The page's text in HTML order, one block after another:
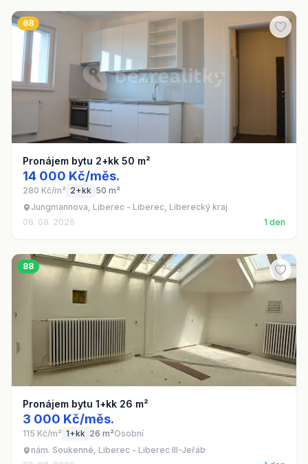
68
Pronájem bytu 2+kk 50 m²
14 000 Kč/měs.
280 Kč/m² 2+kk 50 m²
Jungmannova, Liberec - Liberec, Liberecký kraj
06. 08. 2026
1 den
88
Pronájem bytu 1+kk 26 m²
3 000 Kč/měs.
115 Kč/m² 1+kk 26 m²Osobní
nám. Soukenné, Liberec - Liberec III-Jeřáb